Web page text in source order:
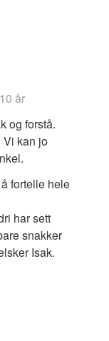
10 år
og forstå.
Vi kan jo
fortelle hele
har sett
snakker
Isak.